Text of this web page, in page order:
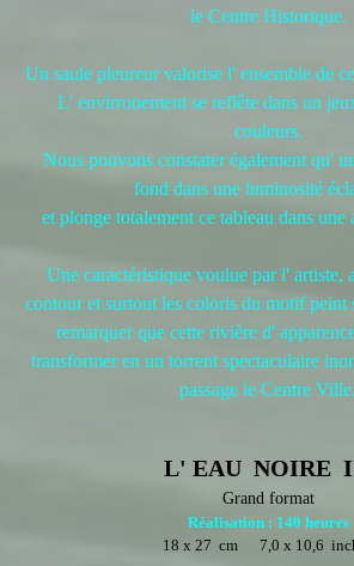
le Centre Historique.
Un saule pleureur valorise l' ensemble de
L' envirronement se reflête dans un
couleurs.
Nous pouvons constater également qu'
fond dans une luminosité
et plonge totalement ce tableau dans une
Une caractéristique voulue par l' artiste,
contour et surtout les coloris du motif
remarquer que cette rivière d'
transformer en un torrent spectaculaire
passage le Centre Ville.
L' EAU NOIRE
Grand format
Réalisation : 140 heures
18 x 27 cm 7,0 x 10,6